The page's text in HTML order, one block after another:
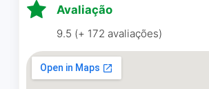
A experiência com
Avaliação
9.5 (+ 172 avaliações)